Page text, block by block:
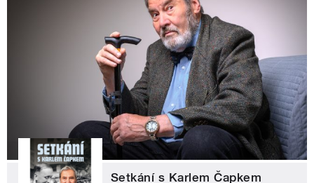
Setkání s Karlem Čapkem